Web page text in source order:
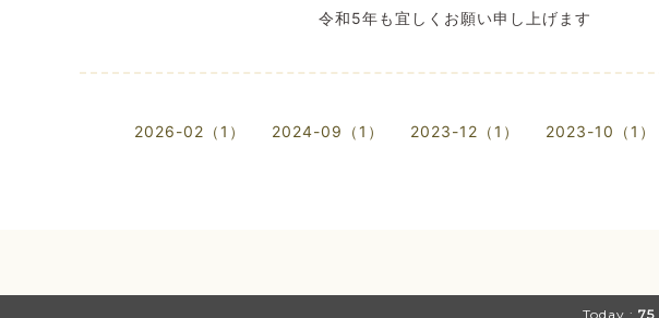
令和5年も宜しくお願い申し上げます
2026-02（1） 2024-09（1） 2023-12（1） 2023-10（1）
Today : 75